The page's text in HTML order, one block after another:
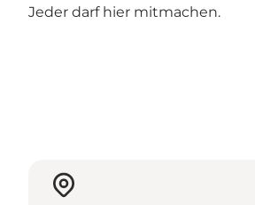
Jeder darf hier mitmachen.